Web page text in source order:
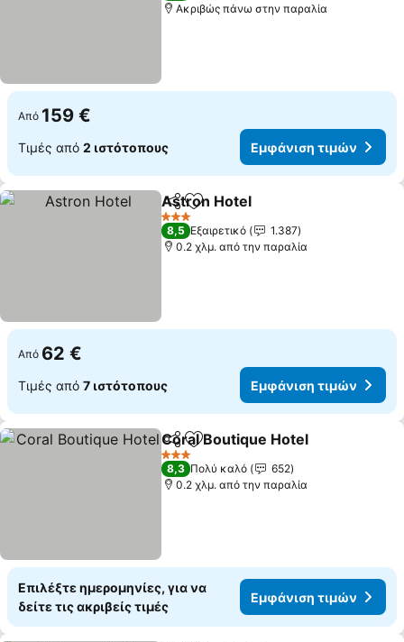
Ακριβώς πάνω στην παραλία
Από 159 €
Τιμές από 2 ιστότοπους Εμφάνιση τιμών
Κοινοποίηση
Προσθήκη στα αγαπημένα
Astron Hotel
3 Αστέρια
8,5 Εξαιρετικό
1.387
0.2 χλμ. από την παραλία
Από 62 €
Τιμές από 7 ιστότοπους Εμφάνιση τιμών
Κοινοποίηση
Προσθήκη στα αγαπημένα
Coral Boutique Hotel
3 Αστέρια
8,3 Πολύ καλό
652
0.2 χλμ. από την παραλία
Επιλέξτε ημερομηνίες, για να
δείτε τις ακριβείς τιμές
Εμφάνιση τιμών